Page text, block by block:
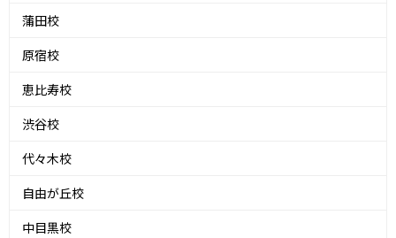
蒲田校
原宿校
恵比寿校
渋谷校
代々木校
自由が丘校
中目黒校